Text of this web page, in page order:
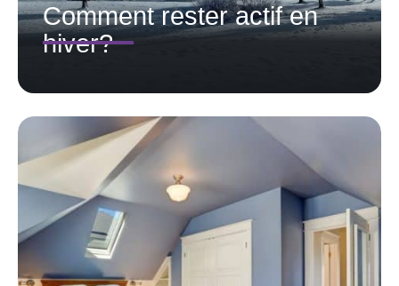
Comment rester actif en
hiver?